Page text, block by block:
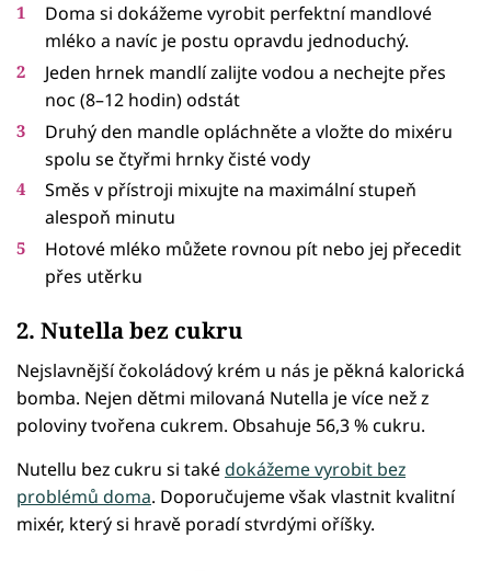
Doma si dokážeme vyrobit perfektní mandlové
mléko a navíc je postu opravdu jednoduchý.
Jeden hrnek mandlí zalijte vodou a nechejte přes
noc (8–12 hodin) odstát
Druhý den mandle opláchněte a vložte do mixéru
spolu se čtyřmi hrnky čisté vody
Směs v přístroji mixujte na maximální stupeň
alespoň minutu
Hotové mléko můžete rovnou pít nebo jej přecedit
přes utěrku
2. Nutella bez cukru
Nejslavnější čokoládový krém u nás je pěkná kalorická
bomba. Nejen dětmi milovaná Nutella je více než z
poloviny tvořena cukrem. Obsahuje 56,3 % cukru.
Nutellu bez cukru si takédokážeme vyrobit bez
problémů doma. Doporučujeme však vlastnit kvalitní
mixér, který si hravě poradí stvrdými oříšky.